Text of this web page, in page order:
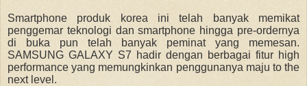
Smartphone produk korea ini telah banyak memikat
penggemar teknologi dan smartphone hingga pre-ordernya
di buka pun telah banyak peminat yang memesan.
SAMSUNG GALAXY S7 hadir dengan berbagai fitur high
performance yang memungkinkan penggunanya maju to the
next level.